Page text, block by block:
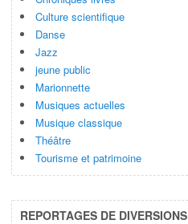
Culture scientifique
Danse
Jazz
jeune public
Marionnette
Musiques actuelles
Musique classique
Théâtre
Tourisme et patrimoine
REPORTAGES DE DIVERSIONS